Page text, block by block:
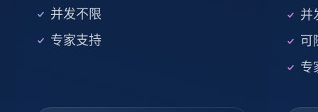
并发不限
专家支持
并
可
专